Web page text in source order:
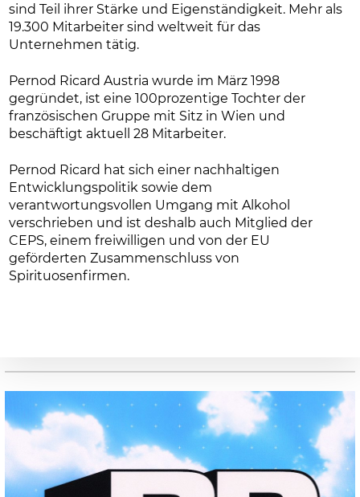
sind Teil ihrer Stärke und Eigenständigkeit. Mehr als
19.300 Mitarbeiter sind weltweit für das
Unternehmen tätig.
Pernod Ricard Austria wurde im März 1998
gegründet, ist eine 100prozentige Tochter der
französischen Gruppe mit Sitz in Wien und
beschäftigt aktuell 28 Mitarbeiter.
Pernod Ricard hat sich einer nachhaltigen
Entwicklungspolitik sowie dem
verantwortungsvollen Umgang mit Alkohol
verschrieben und ist deshalb auch Mitglied der
CEPS, einem freiwilligen und von der EU
geförderten Zusammenschluss von
Spirituosenfirmen.